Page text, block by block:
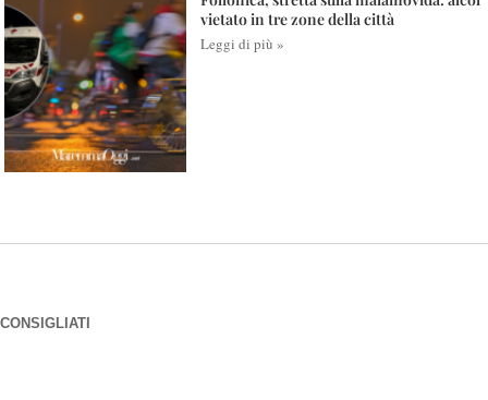
vietato in tre zone della città
Leggi di più »
CONSIGLIATI